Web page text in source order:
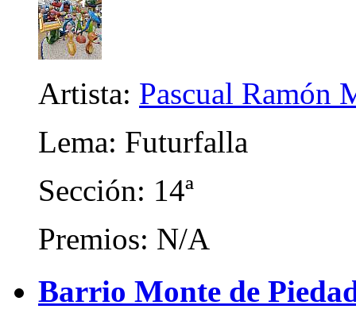
Artista: Pascual Ramón
Lema: Futurfalla
Sección: 14ª
Premios: N/A
Barrio Monte de